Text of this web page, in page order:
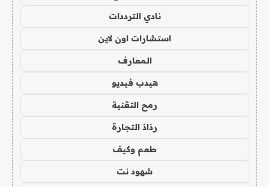
نادي الترددات
استشارات اون لاين
المعارف
هيدب فيديو
رمح التقنية
رذاذ التجارة
طعم وكيف
شهود نت